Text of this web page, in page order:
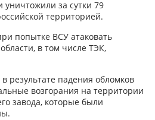
за сутки 79
территорией.
попытке ВСУ атаковать
в том числе ТЭК,
результате падения обломков
возгорания на территории
завода, которые были